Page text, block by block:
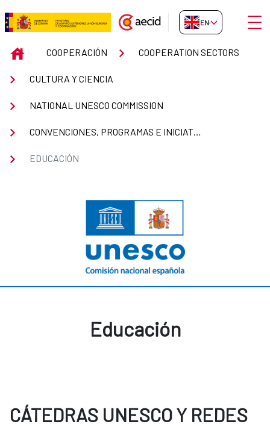
Skip to Main Content
Educación
EN-GB
INICIOCOOPERACIÓN COOPERATION SECTORS
CULTURA Y CIENCIA
NATIONAL UNESCO COMMISSION
CONVENCIONES, PROGRAMAS E INICIATIVAS DE LA UNESCO
EDUCACIÓN
Educación
CÁTEDRAS UNESCO Y REDES